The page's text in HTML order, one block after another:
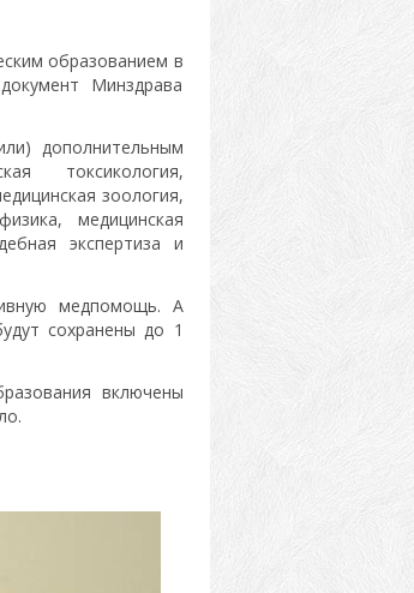
образованием в
Минздрава
дополнительным
токсикология,
зоология,
медицинская
экспертиза и
медпомощь. А
сохранены до 1
включены